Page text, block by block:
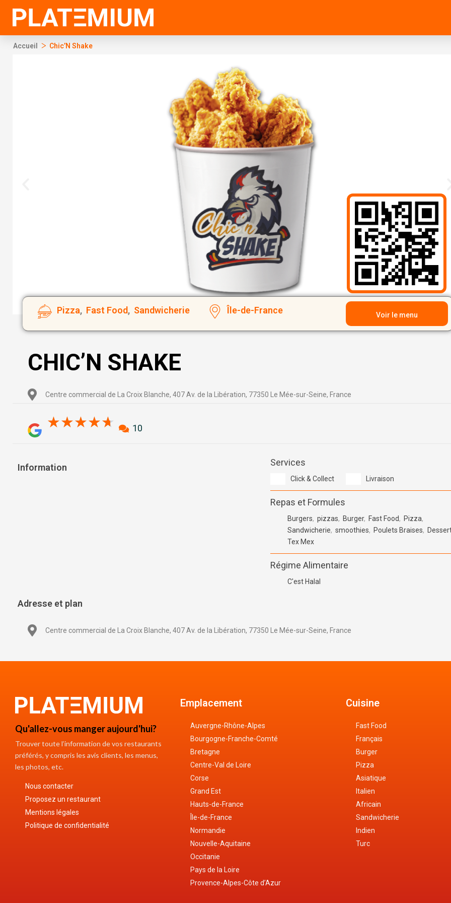
contenido
Accueil > Chic’N Shake
Pizza, Fast Food, Sandwicherie Île-de-France Voir le menu
CHIC’N SHAKE
Centre commercial de La Croix Blanche, 407 Av. de la Libération, 77350 Le Mée-sur-Seine, France
★★★★★ 4.7/5
10
Information Services
Click & Collect Livraison
Repas et Formules
Burgers,pizzas, Burger, Fast Food, Pizza,
Sandwicherie,smoothies, Poulets Braises,
Tex Mex
Régime Alimentaire
C'est Halal
Adresse et plan
Centre commercial de La Croix Blanche, 407 Av. de la Libération, 77350 Le Mée-sur-Seine, France
Qu'allez-vous manger aujourd'hui?
Trouver toute l’information de vos restaurants
préférés, y compris les avis clients, les menus,
les photos, etc.
Nous contacter
Proposez un restaurant
Mentions légales
Politique de confidentialité
Emplacement
Auvergne-Rhône-Alpes
Bourgogne-Franche-Comté
Bretagne
Centre-Val de Loire
Corse
Grand Est
Hauts-de-France
Île-de-France
Normandie
Nouvelle-Aquitaine
Occitanie
Pays de la Loire
Provence-Alpes-Côte d’Azur
Cuisine
Fast Food
Français
Burger
Pizza
Asiatique
Italien
Africain
Sandwicherie
Indien
Turc